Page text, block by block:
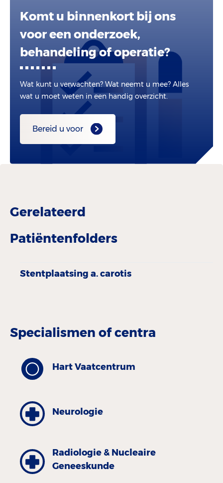
Komt u binnenkort bij ons
voor een onderzoek,
behandeling of operatie?
Wat kunt u verwachten? Wat neemt u mee? Alles
wat u moet weten in een handig overzicht.
Bereid u voor
Gerelateerd
Patiëntenfolders
Stentplaatsing a. carotis
Specialismen of centra
Hart Vaatcentrum
Neurologie
Radiologie & Nucleaire
Geneeskunde